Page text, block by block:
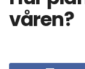
våren?